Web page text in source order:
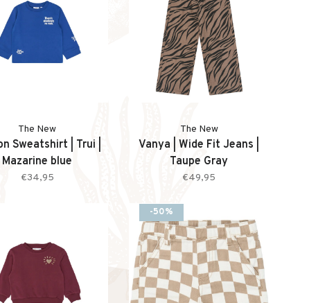
The New
Sweatshirt | Trui |
Mazarine blue
€34,95
The New
Vanya | Wide Fit Jeans |
Taupe Gray
€49,95
-50%